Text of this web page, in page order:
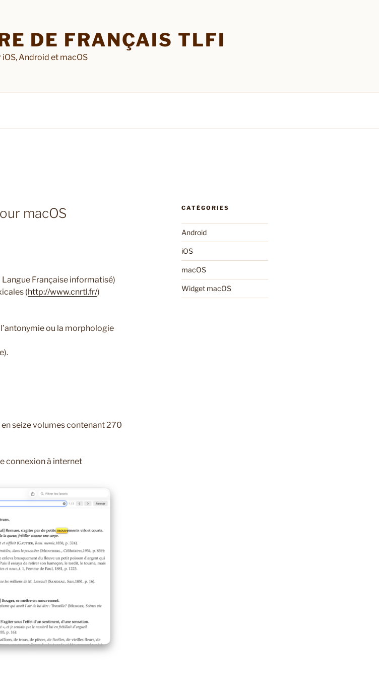
DE FRANÇAIS TLFI
Android et macOS
macOS
Française informatisé)
(http://www.cnrtl.fr/)
ou la morphologie
seize volumes contenant 270
connexion à internet
CATÉGORIES
Android
iOS
macOS
Widget macOS